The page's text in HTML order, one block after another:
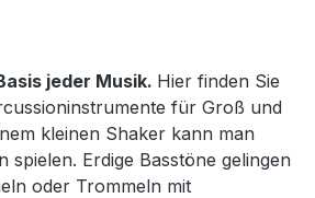
jeder Musik. Hier finden Sie
für Groß und
kleinen Shaker kann man
spielen. Erdige Basstöne gelingen
oder Trommeln mit